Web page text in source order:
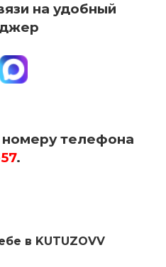
на удобный
номеру телефона
.
в KUTUZOVV